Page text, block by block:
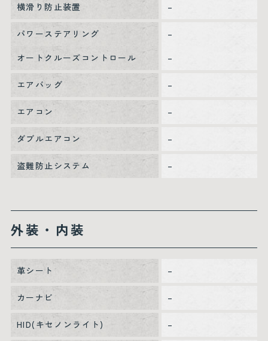
横滑り防止装置 –
パワーステアリング
–
オートクルーズコントロール
–
エアバッグ –
エアコン –
ダブルエアコン –
盗難防止システム –
外装・内装
革シート –
カーナビ –
HID(キセノンライト) –